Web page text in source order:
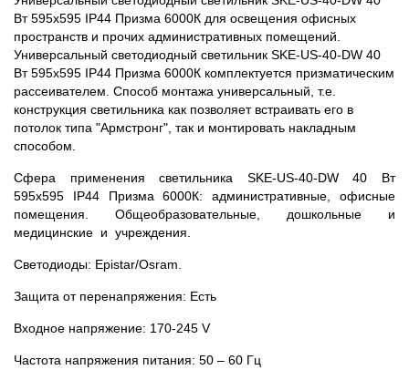
Вт 595х595 IP44 Призма 6000К для освещения офисных
пространств и прочих административных помещений.
Универсальный светодиодный светильник SKE-US-40-DW 40
Вт 595х595 IP44 Призма 6000К комплектуется призматическим
рассеивателем. Способ монтажа универсальный, т.е.
конструкция светильника как позволяет встраивать его в
потолок типа "Армстронг", так и монтировать накладным
способом.
Сфера применения светильника SKE-US-40-DW 40 Вт
595х595 IP44 Призма 6000К: административные, офисные
помещения. Общеобразовательные, дошкольные и
медицинские и учреждения.
Светодиоды: Epistar/Osram.
Защита от перенапряжения: Есть
Входное напряжение: 170-245 V
Частота напряжения питания: 50 – 60 Гц